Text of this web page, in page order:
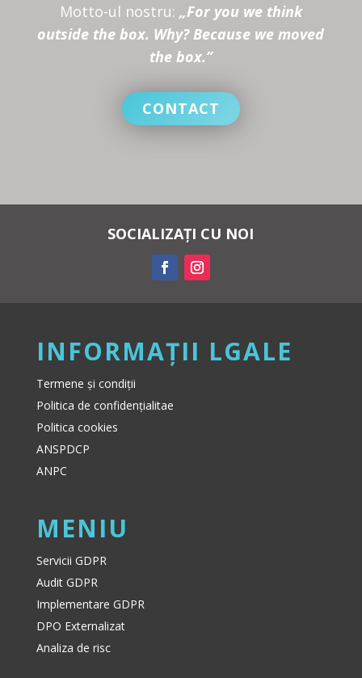
Motto-ul nostru: „For you we think
outside the box. Why? Because we moved
the box.”
CONTACT
SOCIALIZAȚI CU NOI
INFORMAȚII LGALE
Termene și condiții
Politica de confidențialitae
Politica cookies
ANSPDCP
ANPC
MENIU
Servicii GDPR
Audit GDPR
Implementare GDPR
DPO Externalizat
Analiza de risc